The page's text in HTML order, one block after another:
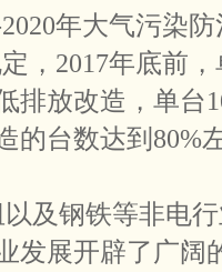
年大气污染
定，2017年底前
排放改造，单台
的台数达到80%
及钢铁等非电
发展开辟了广阔